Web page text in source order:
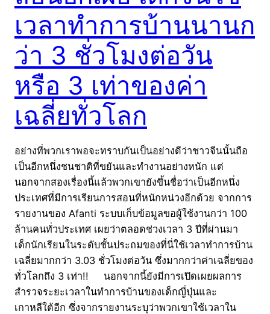
เวลาทำการบ้านนานก
ว่า 3 ชั่วโมงต่อวัน
หรือ 3 เท่าของค่า
เฉลี่ยทั่วโลก
อย่างที่พวกเราพอจะทราบกันเป็นอย่างดีว่าชาวจีนนั้นถือ
เป็นอีกหนึ่งชนชาติที่ขยันและทำงานอย่างหนัก แต่
นอกจากสองเรื่องนี้แล้วพวกเขายังขึ้นชื่อว่าเป็นอีกหนึ่ง
ประเทศที่มีการเรียนการสอนที่หนักหน่วงอีกด้วย จากการ
รายงานของ Afanti ระบบเก็บข้อมูลขอผู้ใช้งานกว่า 100
ล้านคนทั่วประเทศ เผยว่าตลอดช่วงเวลา 3 ปีที่ผ่านมา
เด็กนักเรียนในระดับชั้นประถมของที่นี่ใช้เวลาทำการบ้าน
เฉลี่ยมากกว่า 3.03 ชั่วโมงต่อวัน ซึ่งมากกว่าค่าเฉลี่ยของ
ทั่วโลกถึง 3 เท่า!! นอกจากนี้ยังมีการเปิดเผยผลการ
สำรวจระยะเวลาในทำการบ้านของเด็กญี่ปุ่นและ
เกาหลีใต้อีก ซึ่งจากรายงานระบุว่าพวกเขาใช้เวลาใน